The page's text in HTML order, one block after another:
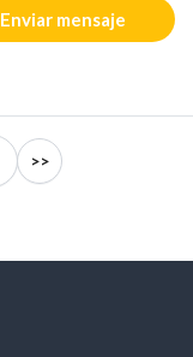
Enviar mensaje
>>